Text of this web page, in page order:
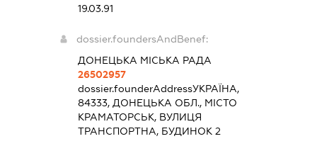
19.03.91
dossier.foundersAndBenef:
ДОНЕЦЬКА МІСЬКА РАДА
26502957
dossier.founderAddressУКРАЇНА,
84333, ДОНЕЦЬКА ОБЛ., МІСТО
КРАМАТОРСЬК, ВУЛИЦЯ
ТРАНСПОРТНА, БУДИНОК 2